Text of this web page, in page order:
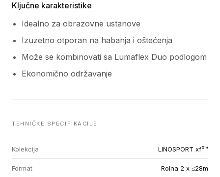
Ključne karakteristike
Idealno za obrazovne ustanove
Izuzetno otporan na habanja i oštećenja
Može se kombinovati sa Lumaflex Duo podlogom
Ekonomično održavanje
TEHNIČKE SPECIFIKACIJE
Kolekcija LINOSPORT xf²™
Format Rolna 2 x ≤28m